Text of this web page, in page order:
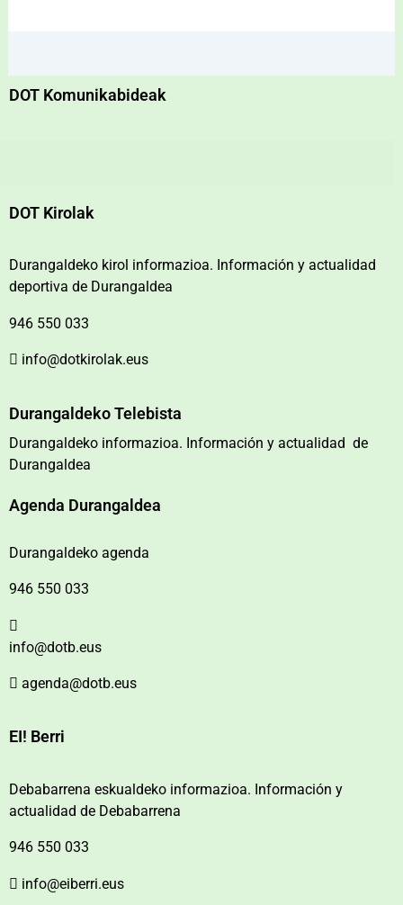
DOT Komunikabideak
DOT Kirolak
Durangaldeko kirol informazioa. Información y actualidad
deportiva de Durangaldea
946 550 033
info@dotkirolak.eus
Durangaldeko Telebista
Durangaldeko informazioa. Información y actualidad de
Durangaldea
Agenda Durangaldea
Durangaldeko agenda
946 550 033
info@dotb.eus
agenda@dotb.eus
EI! Berri
Debabarrena eskualdeko informazioa. Información y
actualidad de Debabarrena
946 550 033
info@eiberri.eus